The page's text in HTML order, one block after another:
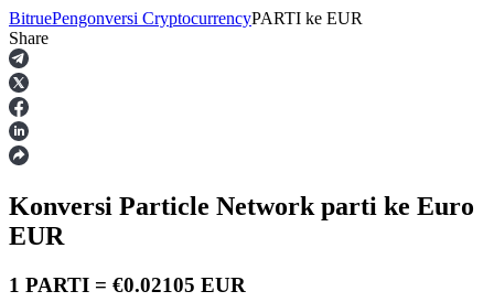
Berjangka
BitruePengonversi CryptocurrencyPARTI ke EUR
Share
Konversi Particle Network parti ke Euro
EUR
1 PARTI = €0.02105 EUR